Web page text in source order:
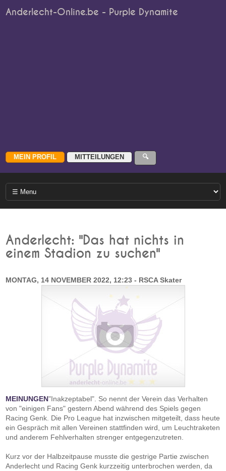
Anderlecht-Online.be - Purple Dynamite
Anderlecht: "Das hat nichts in
einem Stadion zu suchen"
MONTAG, 14 NOVEMBER 2022, 12:23 - RSCA Skater
MEINUNGEN"Inakzeptabel". So nennt der Verein das Verhalten
von "einigen Fans" gestern Abend während des Spiels gegen
Racing Genk. Die Pro League hat inzwischen mitgeteilt, dass heute
ein Gespräch mit allen Vereinen stattfinden wird, um Leuchtraketen
und anderem Fehlverhalten strenger entgegenzutreten.
Kurz vor der Halbzeitpause musste die gestrige Partie zwischen
Anderlecht und Racing Genk kurzzeitig unterbrochen werden, da